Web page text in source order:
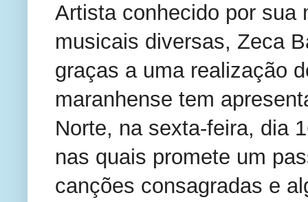
Artista conhecido por sua
musicais diversas, Zeca
graças a uma realização
maranhense tem
Norte, na sexta-feira, dia
nas quais promete um
canções consagradas e